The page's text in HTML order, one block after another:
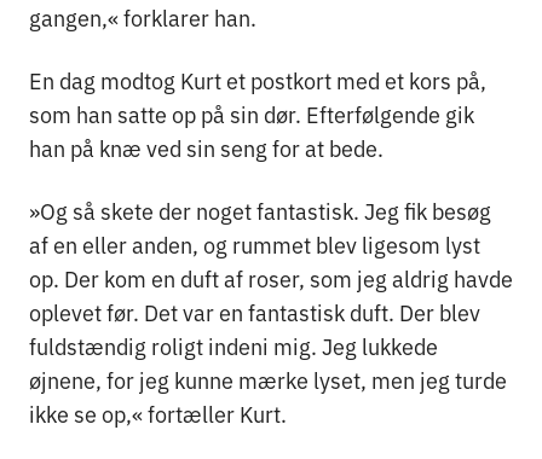
gangen,« forklarer han.
En dag modtog Kurt et postkort med et kors på,
som han satte op på sin dør. Efterfølgende gik
han på knæ ved sin seng for at bede.
»Og så skete der noget fantastisk. Jeg fik besøg
af en eller anden, og rummet blev ligesom lyst
op. Der kom en duft af roser, som jeg aldrig havde
oplevet før. Det var en fantastisk duft. Der blev
fuldstændig roligt indeni mig. Jeg lukkede
øjnene, for jeg kunne mærke lyset, men jeg turde
ikke se op,« fortæller Kurt.